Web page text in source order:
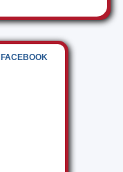
FACEBOOK